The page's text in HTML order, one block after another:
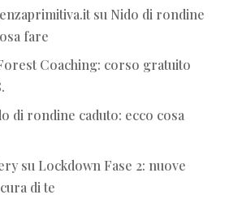
su Nido di rondine
fare
Coaching: corso gratuito
di rondine caduto: ecco cosa
su Lockdown Fase 2: nuove
di te